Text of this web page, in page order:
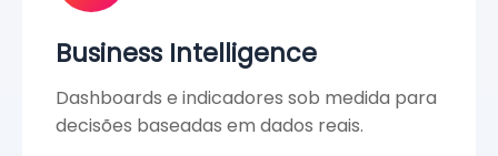
Business Intelligence
Dashboards e indicadores sob medida para
decisões baseadas em dados reais.